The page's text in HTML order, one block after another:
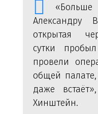
Александру
открытая
сутки
провели
общей
даже
Хинштейн.